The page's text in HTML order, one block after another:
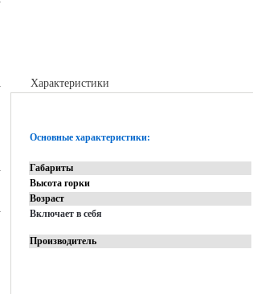
Характеристики
Основные характеристики:
Габариты
Высота горки
Возраст
Включает в себя
Производитель